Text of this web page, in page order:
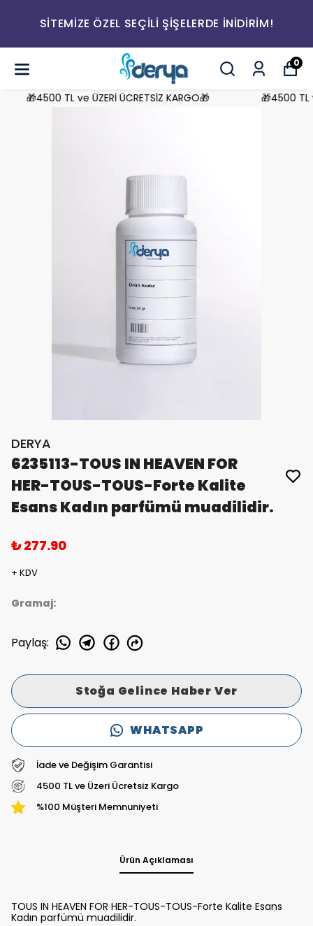
SİTEMİZE ÖZEL SEÇİLİ ŞİŞELERDE İNİDİRİM!
0
🎁4500 TL ve ÜZERİ ÜCRETSİZ KARGO🎁 🎁4500 TL
DERYA
6235113-TOUS IN HEAVEN FOR
HER-TOUS-TOUS-Forte Kalite
Esans Kadın parfümü muadilidir.
₺ 277.90
+ KDV
Gramaj:
Paylaş:
Stoğa Gelince Haber Ver
WHATSAPP
İade ve Değişim Garantisi
4500 TL ve Üzeri Ücretsiz Kargo
%100 Müşteri Memnuniyeti
Ürün Açıklaması
TOUS IN HEAVEN FOR HER-TOUS-TOUS-Forte Kalite Esans
Kadın parfümü muadilidir.